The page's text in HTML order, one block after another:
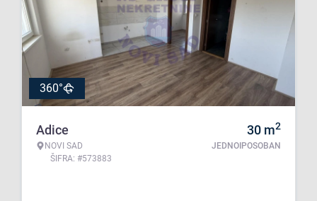
360°
Adice
NOVI SAD
ŠIFRA: #573883
30 m2
JEDNOIPOSOBAN